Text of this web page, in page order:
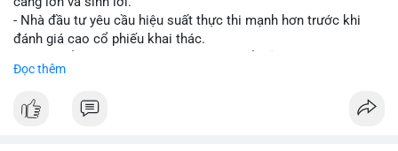
cảm xúc khi chưa xác nhận được dòng tiền vào sàn.
#59dot84btc #taicocautaisan
#mempooltheodoi
- Nhà đầu tư yêu cầu hiệu suất thực thi mạnh hơn trước khi
đánh giá cao cổ phiếu khai thác.
- Thị trường cần thấy kết quả thực tế từ các dự án AI mới.
#binancesquare
Đọc thêm